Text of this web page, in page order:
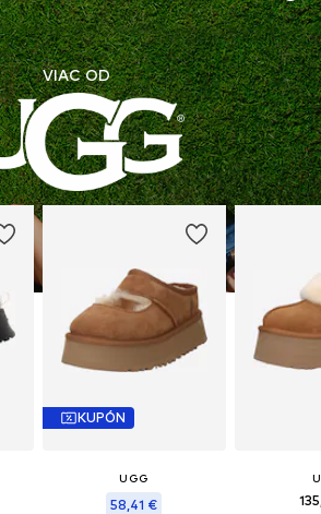
VIAC OD
KUPÓN
UGG
58,41 €